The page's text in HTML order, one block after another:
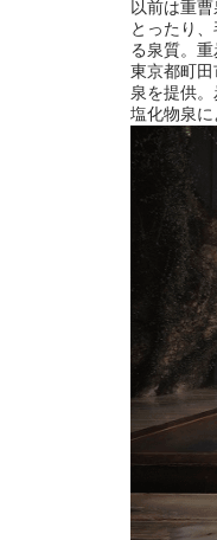
以前は重
とったり
る泉質。
東京都町田
泉を提供
塩化物泉に